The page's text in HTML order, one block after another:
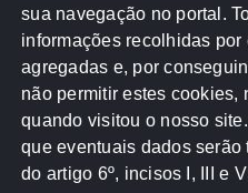
TCE-MT TCU TRE
REDE NOS ESTADOS
Mato Grosso do Sul
Paraná
sua navegação no portal.
informações recolhidas
agregadas e, por
não permitir estes cookies,
quando visitou o nosso
que eventuais dados serão
do artigo 6º, incisos I, III e